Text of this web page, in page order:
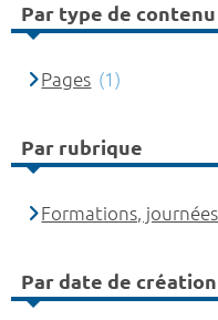
Par type de contenu
Pages (1)
Par rubrique
Formations,
Par date de création